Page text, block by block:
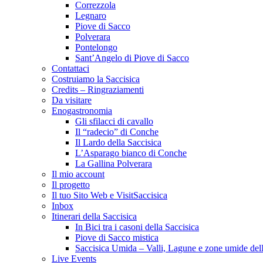
Correzzola
Legnaro
Piove di Sacco
Polverara
Pontelongo
Sant’Angelo di Piove di Sacco
Contattaci
Costruiamo la Saccisica
Credits – Ringraziamenti
Da visitare
Enogastronomia
Gli sfilacci di cavallo
Il “radecio” di Conche
Il Lardo della Saccisica
L’Asparago bianco di Conche
La Gallina Polverara
Il mio account
Il progetto
Il tuo Sito Web e VisitSaccisica
Inbox
Itinerari della Saccisica
In Bici tra i casoni della Saccisica
Piove di Sacco mistica
Saccisica Umida – Valli, Lagune e zone umide
Live Events